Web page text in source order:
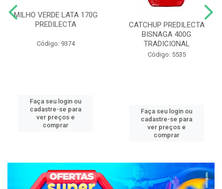
MILHO VERDE LATA 170G
PREDILECTA
Código: 9374
Faça seu login ou
cadastre-se para
ver preços e
comprar
CATCHUP PREDILECTA
BISNAGA 400G
TRADICIONAL
Código: 5535
Faça seu login ou
cadastre-se para
ver preços e
comprar